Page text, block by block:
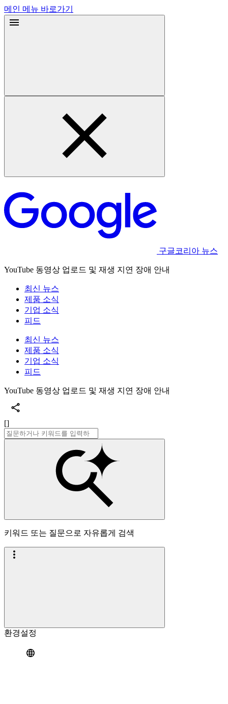
메인 메뉴 바로가기
구글코리아 뉴스
YouTube 동영상 업로드 및 재생 지연 장애 안내
최신 뉴스
제품 소식
기업 소식
피드
최신 뉴스
제품 소식
기업 소식
피드
YouTube 동영상 업로드 및 재생 지연 장애 안내
[]
키워드 또는 질문으로 자유롭게 검색
환경설정